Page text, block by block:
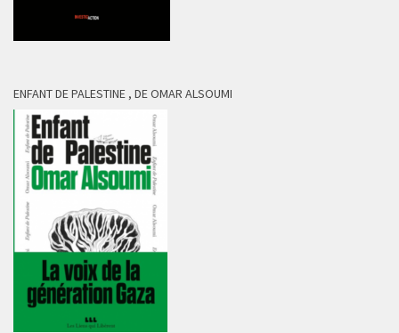
ENFANT DE PALESTINE , DE OMAR ALSOUMI